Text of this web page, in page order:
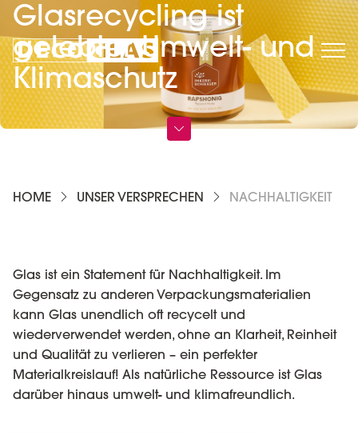
Glasrecycling ist
gelebter Umwelt- und
Klimaschutz
HOME UNSER VERSPRECHEN NACHHALTIGKEIT
Glas ist ein Statement für Nachhaltigkeit. Im
Gegensatz zu anderen Verpackungsmaterialien
kann Glas unendlich oft recycelt und
wiederverwendet werden, ohne an Klarheit, Reinheit
und Qualität zu verlieren – ein perfekter
Materialkreislauf! Als natürliche Ressource ist Glas
darüber hinaus umwelt- und klimafreundlich.